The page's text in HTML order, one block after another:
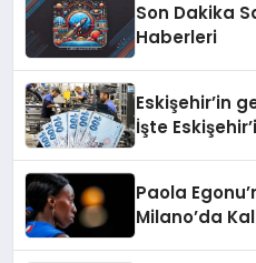
Son Dakika
Haberleri
Eskişehir’in
İşte
Paola
Milano’da